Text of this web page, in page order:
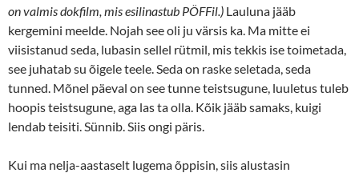
on valmis dokfilm, mis esilinastub PÖFFil.) Lauluna jääb
kergemini meelde. Nojah see oli ju värsis ka. Ma mitte ei
viisistanud seda, lubasin sellel rütmil, mis tekkis ise toimetada,
see juhatab su õigele teele. Seda on raske seletada, seda
tunned. Mõnel päeval on see tunne teistsugune, luuletus tuleb
hoopis teistsugune, aga las ta olla. Kõik jääb samaks, kuigi
lendab teisiti. Sünnib. Siis ongi päris.
Kui ma nelja-aastaselt lugema õppisin, siis alustasin